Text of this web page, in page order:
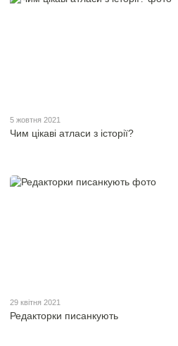
5 жовтня 2021
Чим цікаві атласи з історії?
29 квітня 2021
Редакторки писанкують